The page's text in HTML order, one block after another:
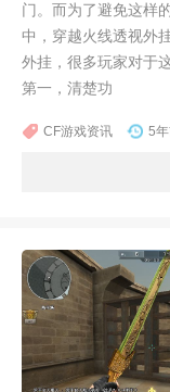
门。而为了避免这样
中，穿越火线透视外
外挂，很多玩家对于
第一，清楚功
CF游戏资讯 5